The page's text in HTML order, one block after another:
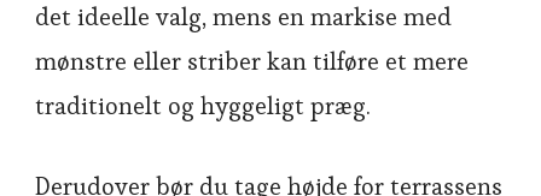
det ideelle valg, mens en markise med
mønstre eller striber kan tilføre et mere
traditionelt og hyggeligt præg.
Derudover bør du tage højde for terrassens